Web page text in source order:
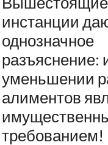
инстанции
однозначное
разъяснение:
уменьшении
алиментов
требованием!